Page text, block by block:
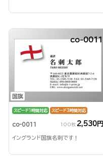
国旗
co-0011
スピード1時間対応 スピード3時間対応
co-0011 100枚 2,530円
イングランド国旗名刺です！